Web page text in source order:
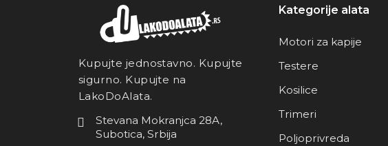
Kupujte jednostavno. Kupujte
sigurno. Kupujte na
LakoDoAlata.
Stevana Mokranjca 28A,
Subotica, Srbija
Kategorije alata
Motori za kapije
Testere
Kosilice
Trimeri
Poljoprivreda